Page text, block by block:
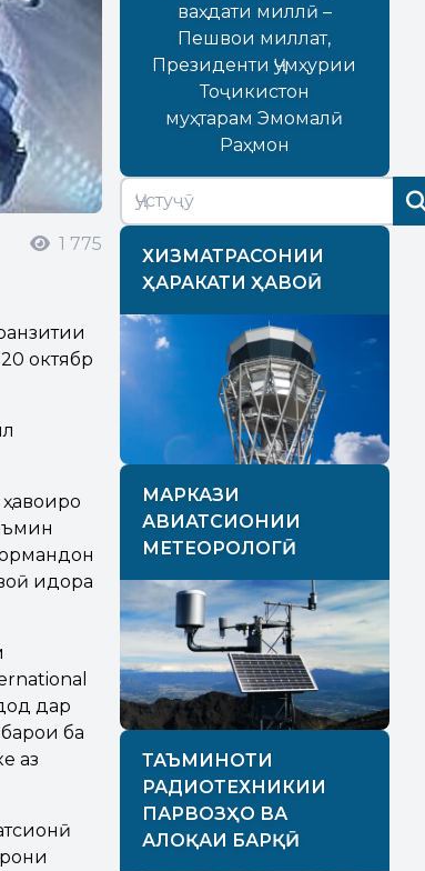
1 775
октябр
идора
дар
ба
аз
ваҳдати миллӣ –
Пешвои миллат,
Президенти Ҷумҳурии
Тоҷикистон
муҳтарам Эмомалӣ
Раҳмон
ХИЗМАТРАСОНИИ
ҲАРАКАТИ ҲАВОӢ
МАРКАЗИ
АВИАТСИОНИИ
МЕТЕОРОЛОГӢ
ТАЪМИНОТИ
РАДИОТЕХНИКИИ
ПАРВОЗҲО ВА
АЛОҚАИ БАРҚӢ